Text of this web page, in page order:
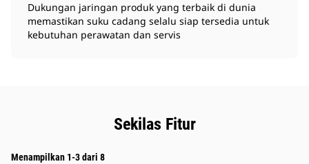
Dukungan jaringan produk yang terbaik di dunia
memastikan suku cadang selalu siap tersedia untuk
kebutuhan perawatan dan servis
Sekilas Fitur
Menampilkan 1-3 dari 8